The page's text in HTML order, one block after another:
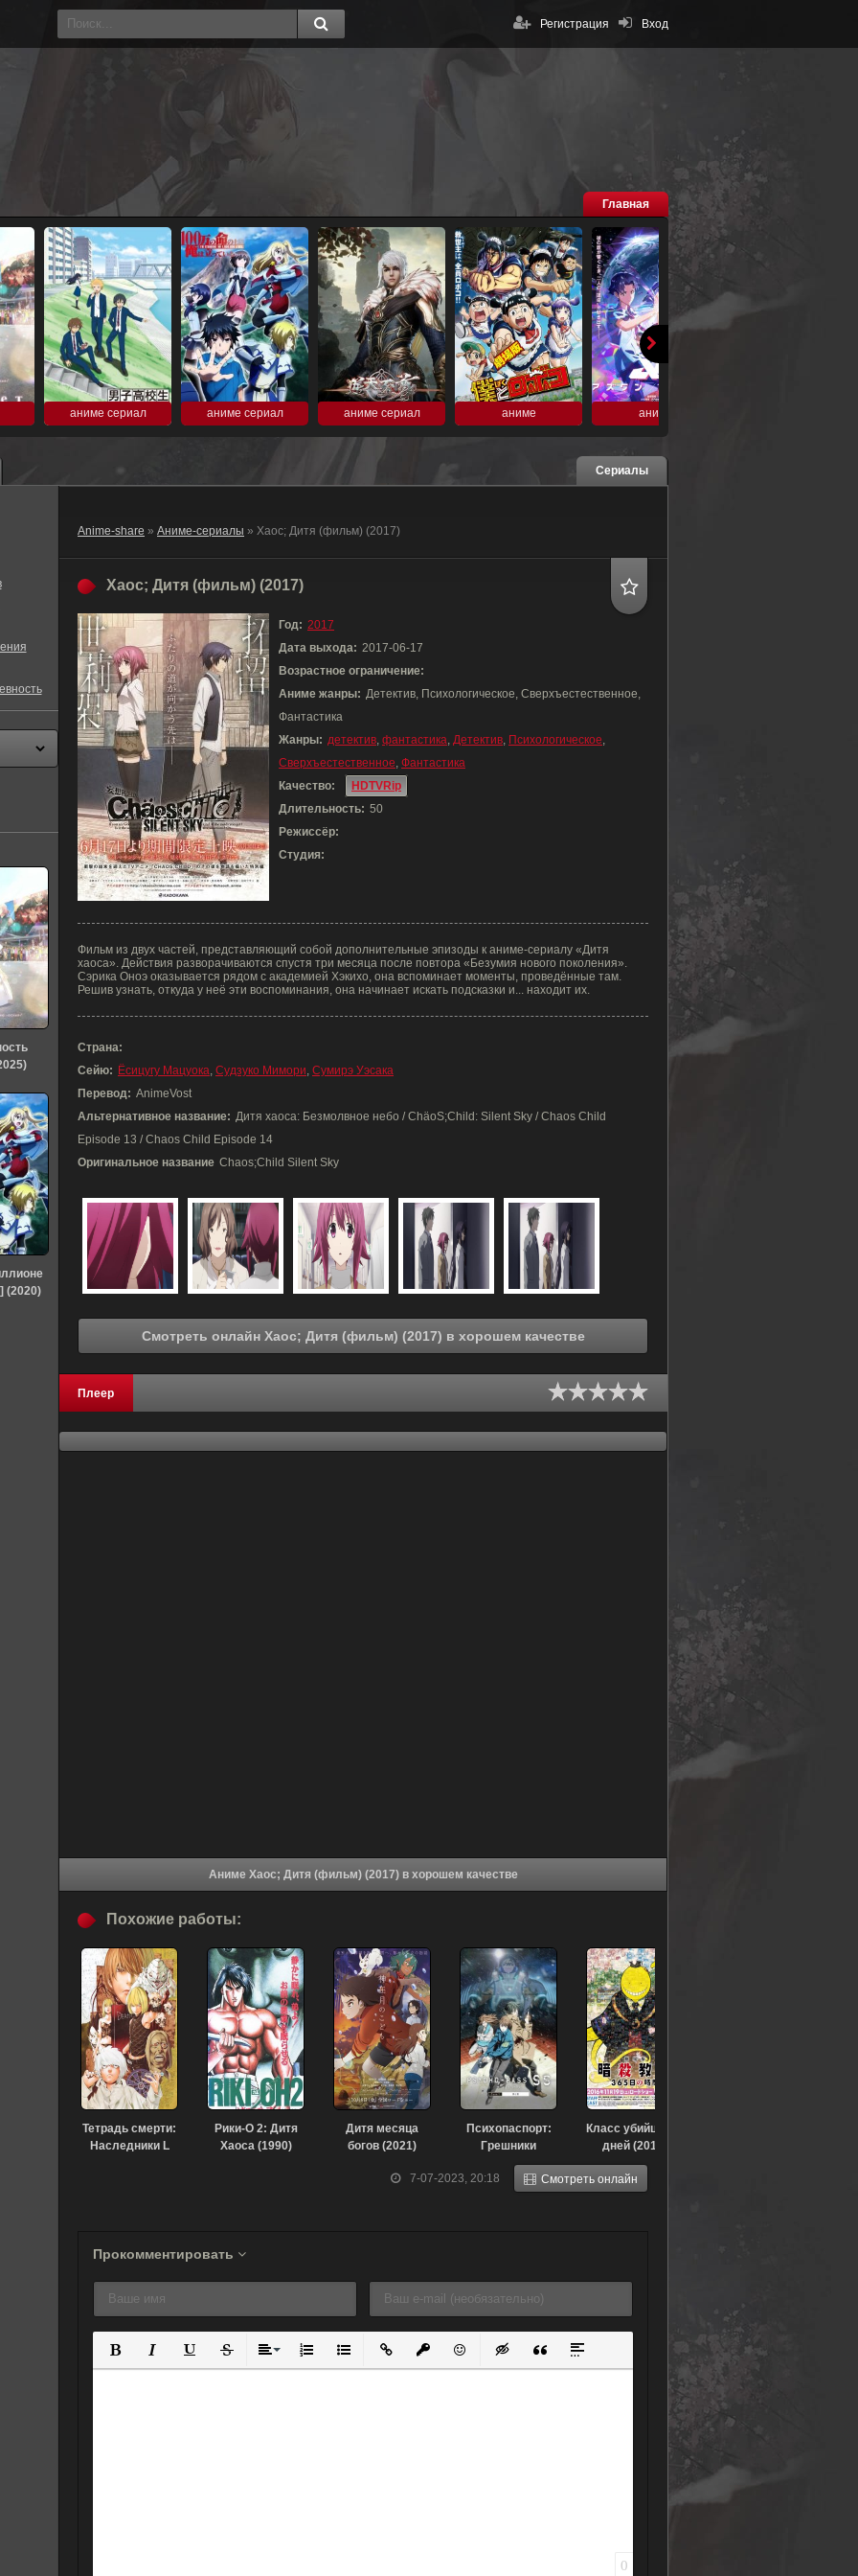
Вход
Регистрация
Главная
аниме сериал аниме сериал аниме сериал аниме аниме
Сериалы
Anime-share » Аниме-сериалы » Хаос; Дитя (фильм) (2017)
Хаос; Дитя (фильм) (2017)
Год: 2017
Дата выхода: 2017-06-17
Возрастное ограничение:
Аниме жанры: Детектив, Психологическое, Сверхъестественное,
Фантастика
Жанры: детектив, фантастика, Детектив, Психологическое,
Сверхъестественное, Фантастика
Качество:
HDTVRip
Длительность: 50
Режиссёр:
Студия:
Фильм из двух частей, представляющий собой дополнительные эпизоды к аниме-сериалу «Дитя
хаоса». Действия разворачиваются спустя три месяца после повтора «Безумия нового поколения».
Сэрика Оноэ оказывается рядом с академией Хэкихо, она вспоминает моменты, проведённые там.
Решив узнать, откуда у неё эти воспоминания, она начинает искать подсказки и... находит их.
Страна:
Сейю: Ёсицугу Мацуока, Судзуко Мимори, Сумирэ Уэсака
Перевод: AnimeVost
Альтернативное название: Дитя хаоса: Безмолвное небо / ChäoS;Child: Silent Sky / Chaos Child
Episode 13 / Chaos Child Episode 14
Оригинальное название Chaos;Child Silent Sky
Смотреть онлайн Хаос; Дитя (фильм) (2017) в хорошем качестве
Плеер
Аниме Хаос; Дитя (фильм) (2017) в хорошем качестве
7-07-2023, 20:18 Смотреть онлайн
Похожие работы:
Тетрадь смерти:
Наследники L
Рики-О 2: Дитя
Хаоса (1990)
Дитя месяца
богов (2021)
Психопаспорт:
Грешники
системы (фильм
первый) (2019)
Класс убийц: 365
дней (2016)
Прокомментировать
Полужирный
КурсивПодчеркнутый
ЗачеркнутыйВыравнивание
Нумерованный список
Маркированный список
Вставить ссылку
Вставить защищенную ссылку
Вставить смайлик
Вставка скрытого текста
Вставка цитаты
Вставка спойлера
0
(2020)